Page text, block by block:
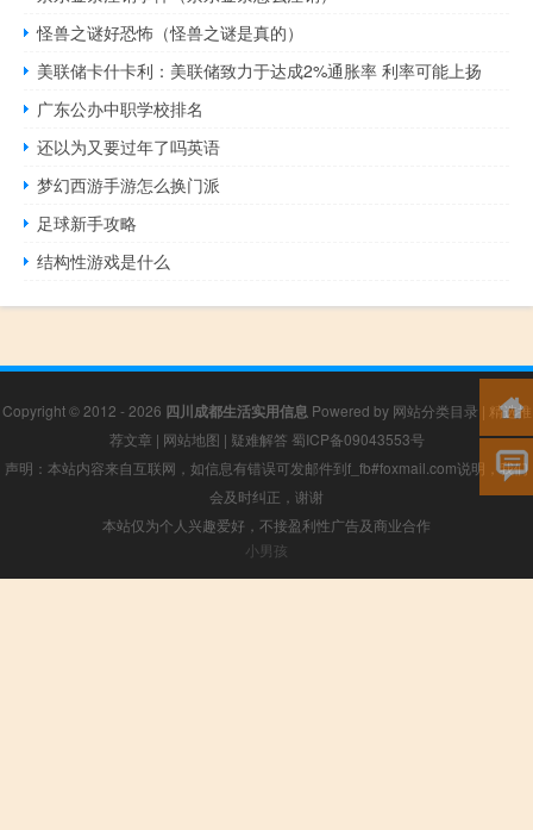
怪兽之谜好恐怖（怪兽之谜是真的）
美联储卡什卡利：美联储致力于达成2%通胀率 利率可能上扬
广东公办中职学校排名
还以为又要过年了吗英语
梦幻西游手游怎么换门派
足球新手攻略
结构性游戏是什么
Copyright © 2012 - 2026 四川成都生活实用信息 Powered by 网站分类目录 | 精选推
荐文章 | 网站地图 | 疑难解答 蜀ICP备09043553号
声明：本站内容来自互联网，如信息有错误可发邮件到f_fb#foxmail.com说明，我们
会及时纠正，谢谢
本站仅为个人兴趣爱好，不接盈利性广告及商业合作
小男孩